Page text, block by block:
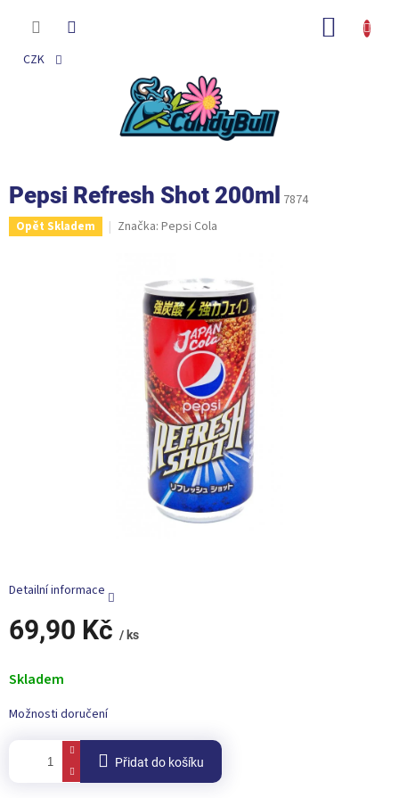
CZK
Pepsi Refresh Shot 200ml 7874
Opět Skladem Značka: Pepsi Cola
69,90 Kč / ks
cena:
Skladem
Možnosti doručení
Přidat do košíku
Detailní informace